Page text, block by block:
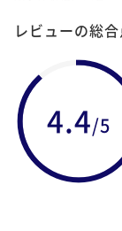
レビューの総合
4.4/5